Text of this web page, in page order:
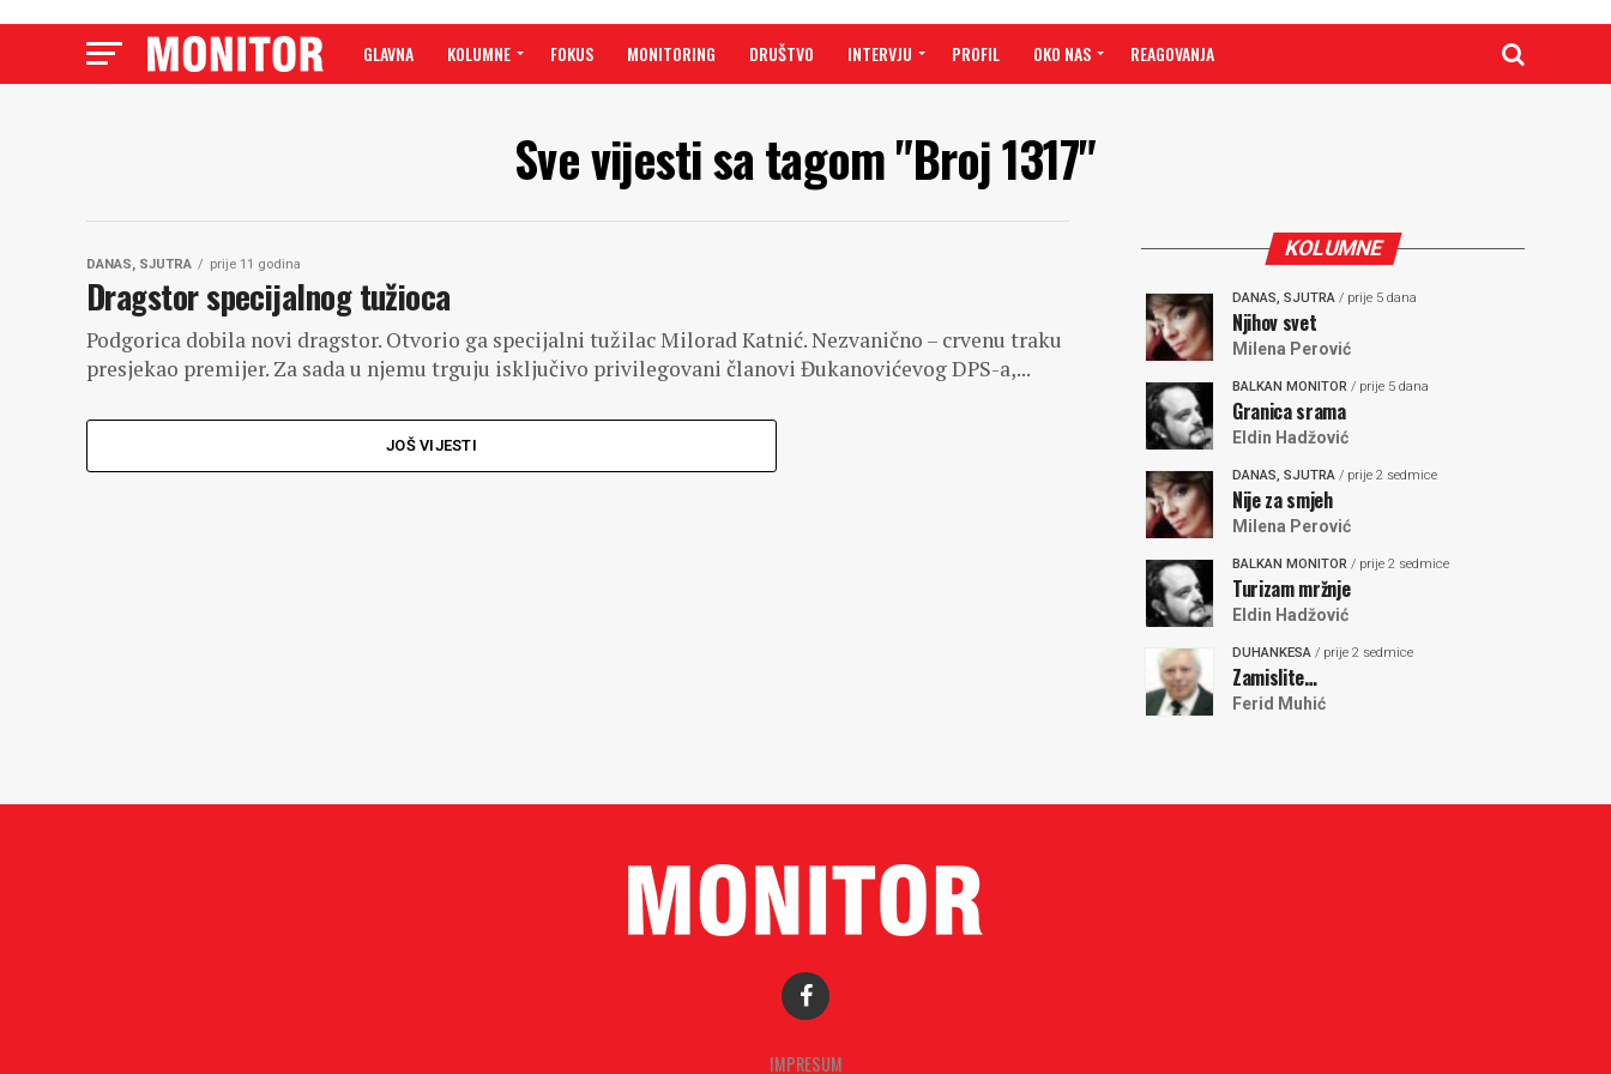
GLAVNA KOLUMNE FOKUS MONITORING DRUŠTVO INTERVJU PROFIL OKO NAS REAGOVANJA
Sve vijesti sa tagom "Broj 1317"
DANAS, SJUTRA prije 11 godina
Dragstor specijalnog tužioca
Podgorica dobila novi dragstor. Otvorio ga specijalni tužilac Milorad Katnić. Nezvanično – crvenu traku
presjekao premijer. Za sada u njemu trguju isključivo privilegovani članovi Đukanovićevog DPS-a,...
JOŠ VIJESTI
KOLUMNE
DANAS, SJUTRA / prije 5 dana
Njihov svet
Milena Perović
BALKAN MONITOR / prije 5 dana
Granica srama
Eldin Hadžović
DANAS, SJUTRA / prije 2 sedmice
Nije za smjeh
Milena Perović
BALKAN MONITOR / prije 2 sedmice
Turizam mržnje
Eldin Hadžović
DUHANKESA / prije 2 sedmice
Zamislite…
Ferid Muhić
IMPRESUM